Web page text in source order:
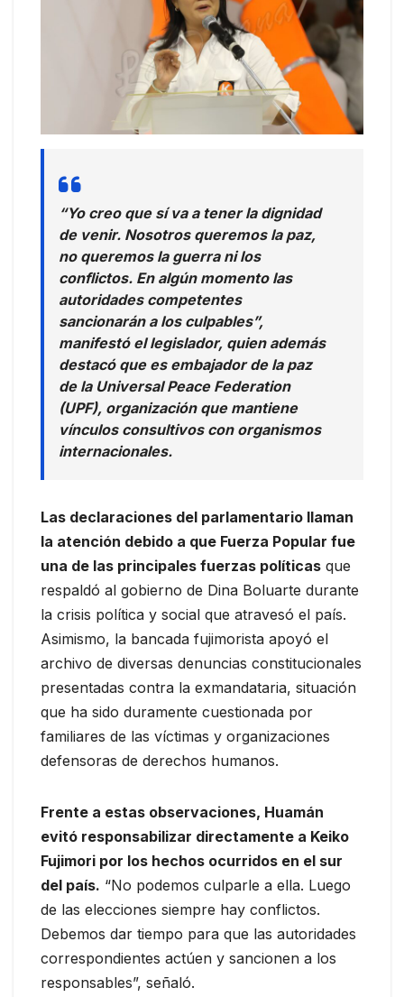
“Yo creo que sí va a tener la dignidad
de venir. Nosotros queremos la paz,
no queremos la guerra ni los
conflictos. En algún momento las
autoridades competentes
sancionarán a los culpables”,
manifestó el legislador, quien además
destacó que es embajador de la paz
de la Universal Peace Federation
(UPF), organización que mantiene
vínculos consultivos con organismos
internacionales.
Las declaraciones del parlamentario llaman
la atención debido a que Fuerza Popular fue
una de las principales fuerzas políticas que
respaldó al gobierno de Dina Boluarte durante
la crisis política y social que atravesó el país.
Asimismo, la bancada fujimorista apoyó el
archivo de diversas denuncias constitucionales
presentadas contra la exmandataria, situación
que ha sido duramente cuestionada por
familiares de las víctimas y organizaciones
defensoras de derechos humanos.
Frente a estas observaciones, Huamán
evitó responsabilizar directamente a Keiko
Fujimori por los hechos ocurridos en el sur
del país. “No podemos culparle a ella. Luego
de las elecciones siempre hay conflictos.
Debemos dar tiempo para que las autoridades
correspondientes actúen y sancionen a los
responsables”, señaló.